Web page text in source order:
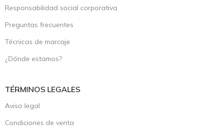
Responsabilidad social corporativa
Preguntas frecuentes
Técnicas de marcaje
¿Dónde estamos?
TÉRMINOS LEGALES
Aviso legal
Condiciones de venta